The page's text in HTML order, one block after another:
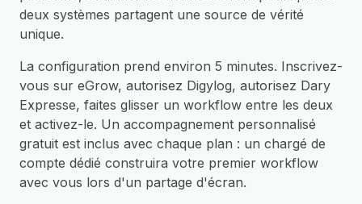
deux systèmes partagent une source de vérité
unique.
La configuration prend environ 5 minutes. Inscrivez-
vous sur eGrow, autorisez Digylog, autorisez Dary
Expresse, faites glisser un workflow entre les deux
et activez-le. Un accompagnement personnalisé
gratuit est inclus avec chaque plan : un chargé de
compte dédié construira votre premier workflow
avec vous lors d'un partage d'écran.